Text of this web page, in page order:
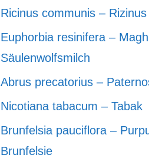
Ricinus communis – Rizinus
Euphorbia resinifera –
Säulenwolfsmilch
Abrus precatorius –
Nicotiana tabacum – Tabak
Brunfelsia pauciflora –
Brunfelsie